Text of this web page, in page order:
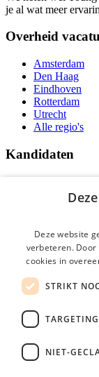
je al wat meer
Overheid
Amsterdam
Den Haag
Eindhoven
Rotterdam
Utrecht
Alle regio's
Kandidaten
Traineeships
Vacatures
Over
YoungCapital
YoungCapital
Hoofdkantoor
Social
Deze website
verbeteren.
cookies in
STRIKT
TARGETING
NIET-